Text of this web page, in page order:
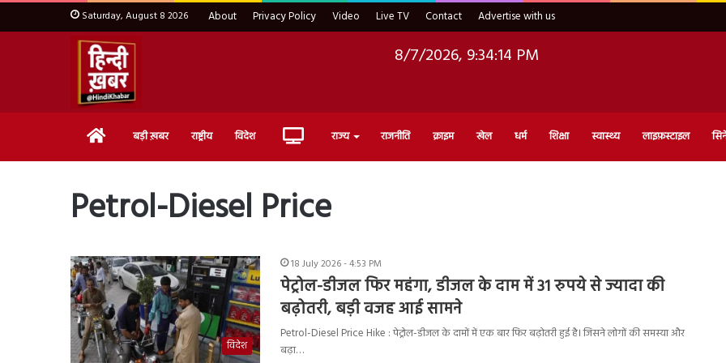
Saturday, August 8 2026 About Privacy Policy Video Live TV Contact Advertise with us
8/7/2026, 9:34:15 PM
Home बड़ी ख़बर राष्ट्रीय विदेश Live राज्य राजनीति क्राइम खेल धर्म शिक्षा स्वास्थ्य लाइफ़स्टाइल
Petrol-Diesel Price
विदेश
18 July 2026 - 4:53 PM
पेट्रोल-डीजल फिर महंगा, डीजल के दाम में 31 रुपये से ज्यादा की
बढ़ोतरी, बड़ी वजह आई सामने
Petrol-Diesel Price Hike : पेट्रोल-डीजल के दामों में एक बार फिर बढ़ोतरी हुई है। जिसने लोगों की समस्या और
बढ़ा…